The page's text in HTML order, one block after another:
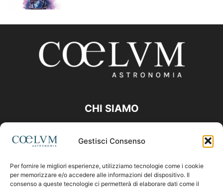
Gestisci Consenso
Per fornire le migliori esperienze, utilizziamo tecnologie come i cookie
per memorizzare e/o accedere alle informazioni del dispositivo. Il
consenso a queste tecnologie ci permetterà di elaborare dati come il
CHI SIAMO
Contattaci:coelumastro@coelum.com
SEGUICI